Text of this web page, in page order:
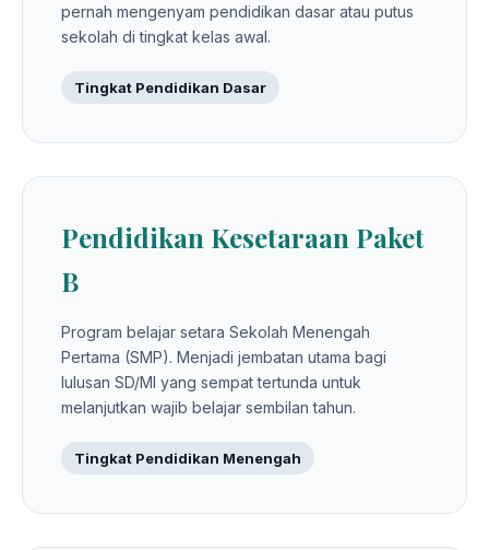
pernah mengenyam pendidikan dasar atau putus
sekolah di tingkat kelas awal.
Tingkat Pendidikan Dasar
Pendidikan Kesetaraan Paket
B
Program belajar setara Sekolah Menengah
Pertama (SMP). Menjadi jembatan utama bagi
lulusan SD/MI yang sempat tertunda untuk
melanjutkan wajib belajar sembilan tahun.
Tingkat Pendidikan Menengah